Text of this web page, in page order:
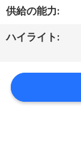
品
管
理
供給の能力:
ハイライト: